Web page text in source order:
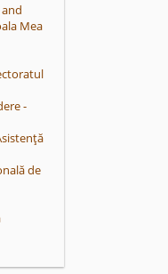
Mea
-
de